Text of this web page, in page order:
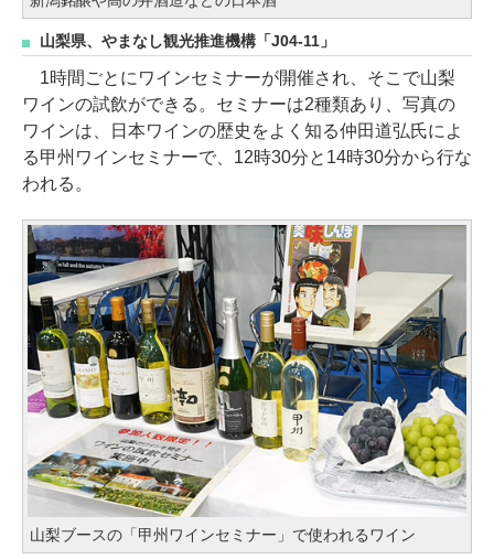
山梨県、やまなし観光推進機構「J04-11」
1時間ごとにワインセミナーが開催され、そこで山梨
ワインの試飲ができる。セミナーは2種類あり、写真の
ワインは、日本ワインの歴史をよく知る仲田道弘氏によ
る甲州ワインセミナーで、12時30分と14時30分から行な
われる。
山梨ブースの「甲州ワインセミナー」で使われるワイン